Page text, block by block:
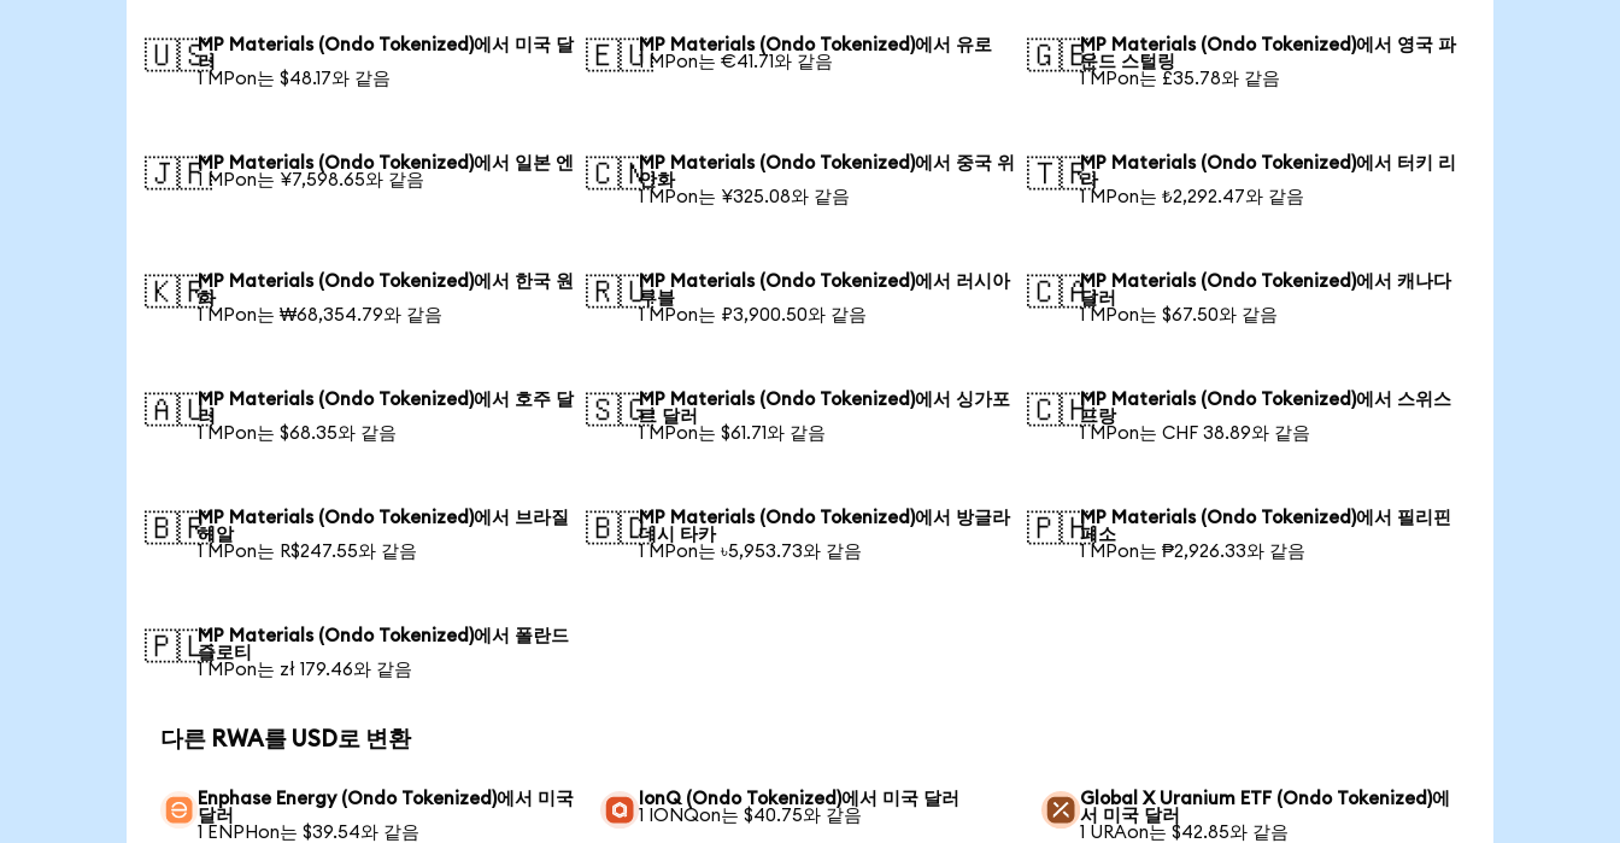
🇺🇸MP Materials (Ondo Tokenized)에서 미국 달
러
1 MPon는 $48.17와 같음
🇪🇺MP Materials (Ondo Tokenized)에서 유로
1 MPon는 €41.71와 같음
🇬🇧MP Materials (Ondo Tokenized)에서 영국 파
운드 스털링
1 MPon는 £35.78와 같음
🇯🇵MP Materials (Ondo Tokenized)에서 일본 엔
1 MPon는 ¥7,598.65와 같음
🇨🇳MP Materials (Ondo Tokenized)에서 중국 위
안화
1 MPon는 ¥325.08와 같음
🇹🇷MP Materials (Ondo Tokenized)에서 터키 리
라
1 MPon는 ₺2,292.47와 같음
🇰🇷MP Materials (Ondo Tokenized)에서 한국 원
화
1 MPon는 ₩68,354.79와 같음
🇷🇺MP Materials (Ondo Tokenized)에서 러시아
루블
1 MPon는 ₽3,900.50와 같음
🇨🇦MP Materials (Ondo Tokenized)에서 캐나다
달러
1 MPon는 $67.50와 같음
🇦🇺MP Materials (Ondo Tokenized)에서 호주 달
러
1 MPon는 $68.35와 같음
🇸🇬MP Materials (Ondo Tokenized)에서 싱가포
르 달러
1 MPon는 $61.71와 같음
🇨🇭MP Materials (Ondo Tokenized)에서 스위스
프랑
1 MPon는 CHF 38.89와 같음
🇧🇷MP Materials (Ondo Tokenized)에서 브라질
헤알
1 MPon는 R$247.55와 같음
🇧🇩MP Materials (Ondo Tokenized)에서 방글라
데시 타카
1 MPon는 ৳5,953.73와 같음
🇵🇭MP Materials (Ondo Tokenized)에서 필리핀
페소
1 MPon는 ₱2,926.33와 같음
🇵🇱MP Materials (Ondo Tokenized)에서 폴란드
즐로티
1 MPon는 zł 179.46와 같음
다른 RWA를 USD로 변환
Enphase Energy (Ondo Tokenized)에서 미국
달러
1 ENPHon는 $39.54와 같음
IonQ (Ondo Tokenized)에서 미국 달러
1 IONQon는 $40.75와 같음
Global X Uranium ETF (Ondo Tokenized)에
서 미국 달러
1 URAon는 $42.85와 같음